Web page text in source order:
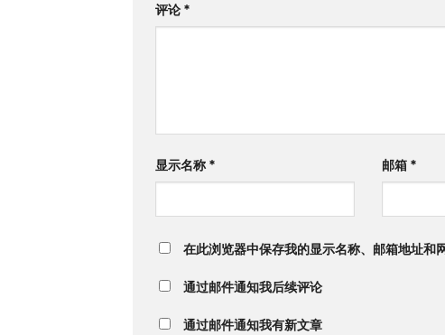
评论 *
显示名称* 邮箱 *
在此浏览器中保存我的显示名称、邮箱地址和
通过邮件通知我后续评论
通过邮件通知我有新文章